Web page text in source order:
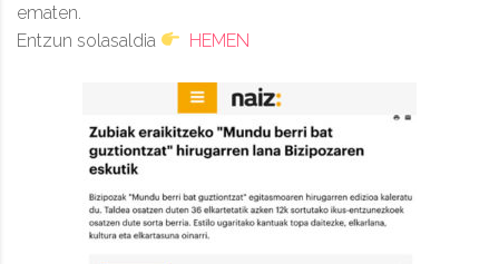
ematen.
Entzun solasaldia
HEMEN